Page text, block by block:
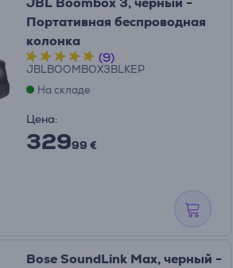
Портативная беспроводная
колонка
(9)
JBLBOOMBOX3BLKEP
На складе
Цена:
32999 €
Bose SoundLink Max, черный -